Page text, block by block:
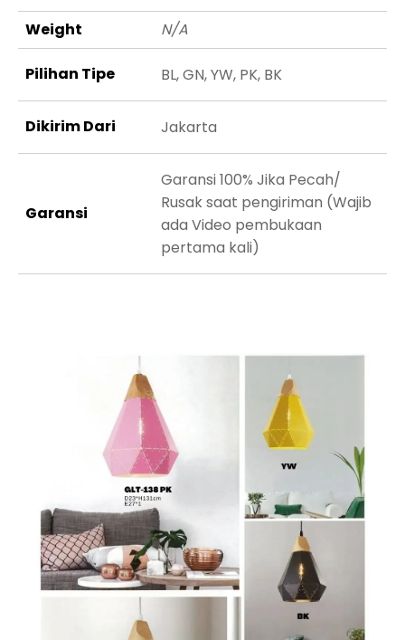
Weight N/A
Pilihan Tipe BL, GN, YW, PK, BK
Dikirim Dari Jakarta
Garansi
Garansi 100% Jika Pecah/
Rusak saat pengiriman (Wajib
ada Video pembukaan
pertama kali)